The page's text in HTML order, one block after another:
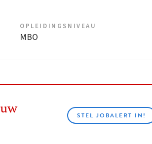
OPLEIDINGSNIVEAU
MBO
STEL JOBALERT IN!